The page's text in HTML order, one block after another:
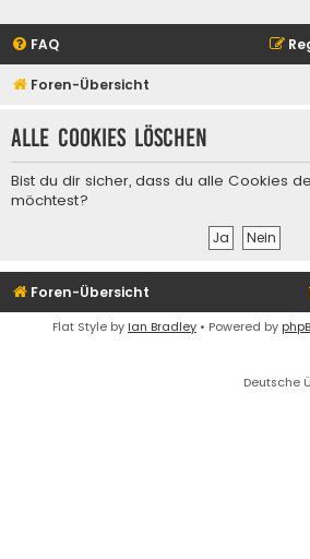
FAQ
Foren-Übersicht
Alle Cookies löschen
Bist du dir sicher, dass du alle Cookies
möchtest?
Foren-Übersicht
Flat Style by Ian Bradley • Powered by
Deutsche